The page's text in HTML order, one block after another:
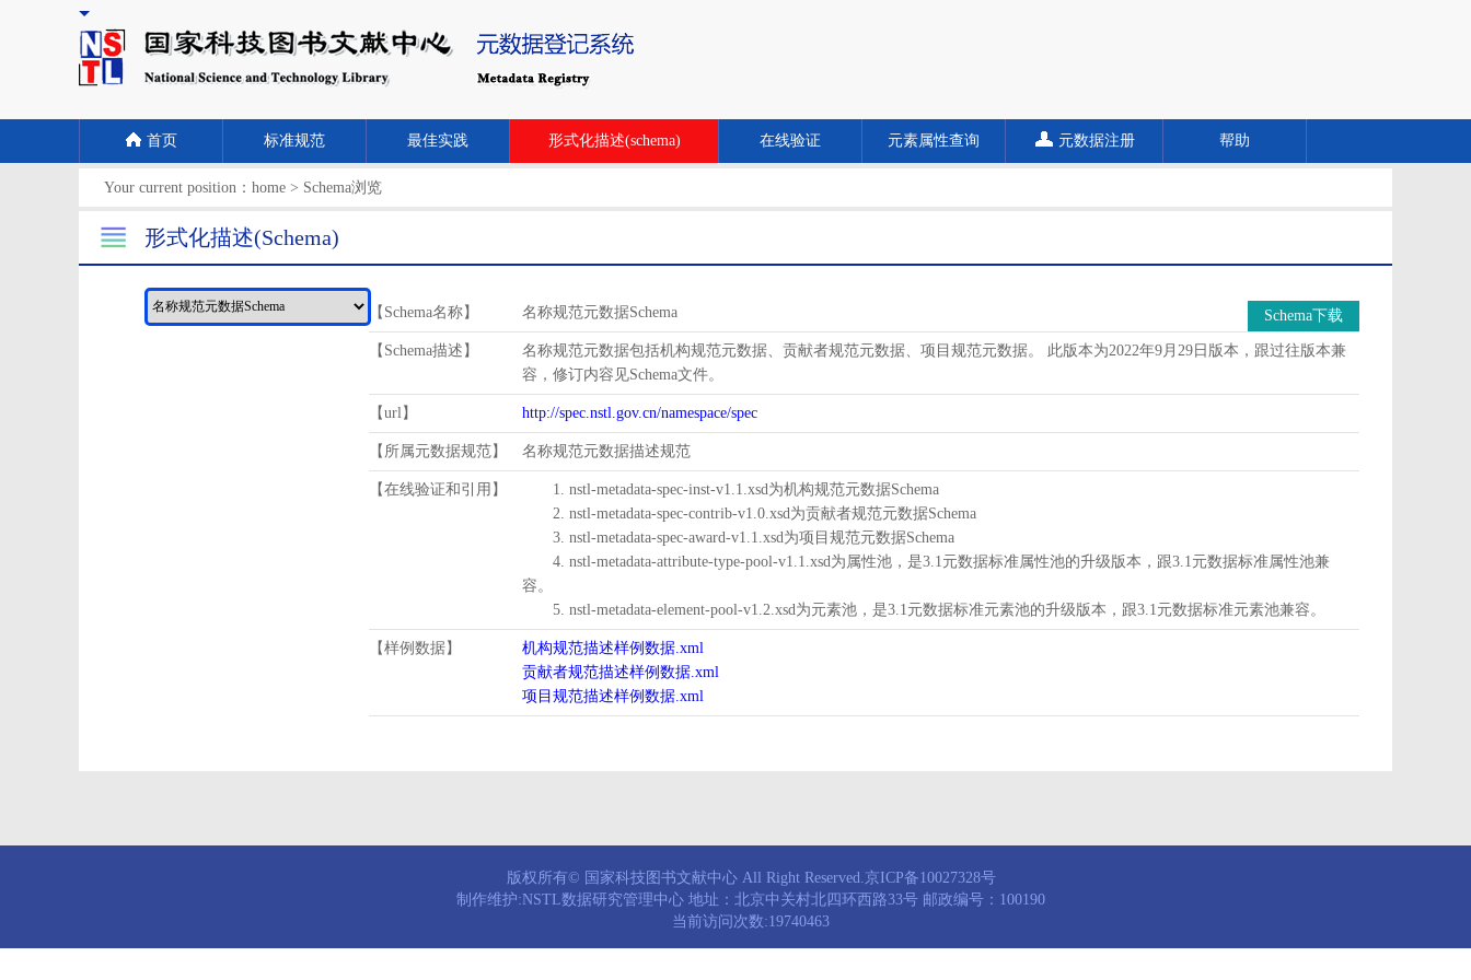
首页 标准规范 最佳实践 形式化描述(schema) 在线验证 元素属性查询 元数据注册 帮助
Your current position： home > Schema浏览
形式化描述(Schema)
【Schema名称】 名称规范元数据Schema Schema下载
【Schema描述】
名称规范元数据包括机构规范元数据、贡献者规范元数据、项目规范元数据。 此版本为2022年9月29日版本，跟过往版本兼
容，修订内容见Schema文件。
【url】 http://spec.nstl.gov.cn/namespace/spec
【所属元数据规范】 名称规范元数据描述规范
【在线验证和引用】
1. nstl-metadata-spec-inst-v1.1.xsd为机构规范元数据Schema
2. nstl-metadata-spec-contrib-v1.0.xsd为贡献者规范元数据Schema
3. nstl-metadata-spec-award-v1.1.xsd为项目规范元数据Schema
4. nstl-metadata-attribute-type-pool-v1.1.xsd为属性池，是3.1元数据标准属性池的升级版本，跟3.1元数据标准属性池兼
容。
5. nstl-metadata-element-pool-v1.2.xsd为元素池，是3.1元数据标准元素池的升级版本，跟3.1元数据标准元素池兼容。
【样例数据】
机构规范描述样例数据.xml
贡献者规范描述样例数据.xml
项目规范描述样例数据.xml
版权所有© 国家科技图书文献中心 All Right Reserved.京ICP备10027328号
制作维护:NSTL数据研究管理中心 地址：北京中关村北四环西路33号 邮政编号：100190
当前访问次数:19740463